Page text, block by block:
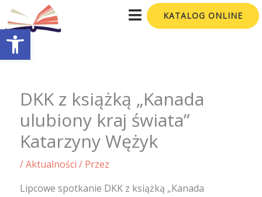
Otwórz pasek narzędzi
Przejdź
do
treści
KATALOG ONLINE
DKK z książką „Kanada
ulubiony kraj świata”
Katarzyny Wężyk
/Aktualności / Przez
Lipcowe spotkanie DKK z książką „Kanada